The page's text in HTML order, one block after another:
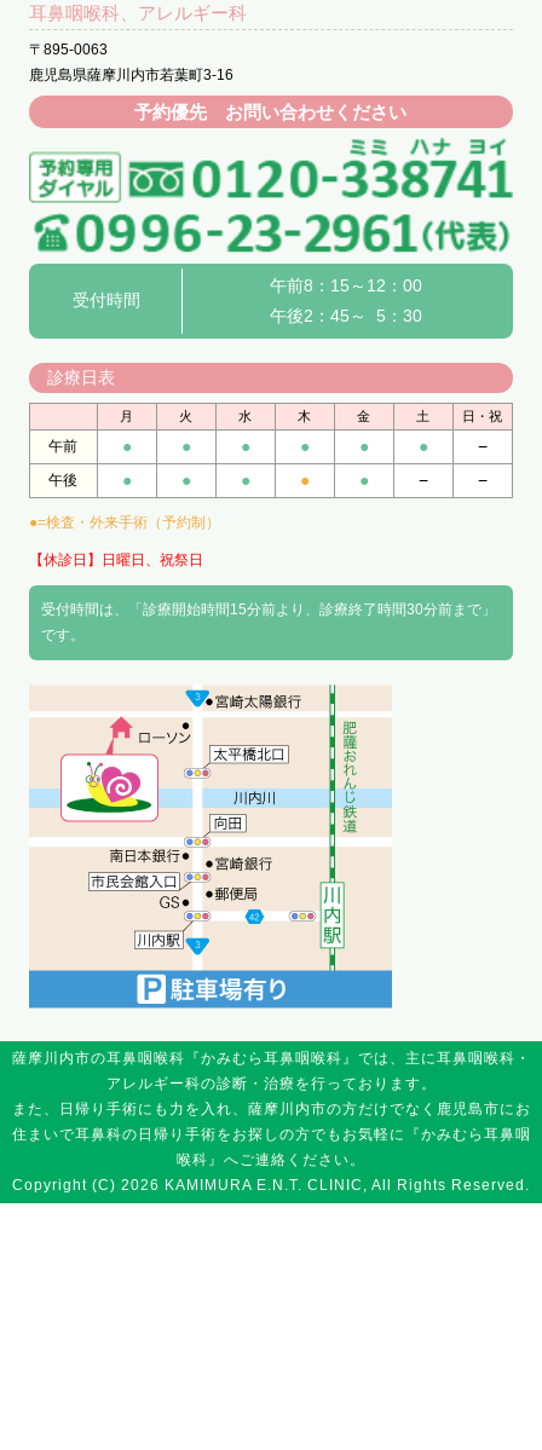
耳鼻咽喉科、アレルギー科
〒895-0063
鹿児島県薩摩川内市若葉町3-16
予約優先 お問い合わせください
受付時間
午前8：15～12：00
午後2：45～ 5：30
診療日表
月 火 水 木 金 土 日・祝
午前 ● ● ● ● ● ● −
午後 ● ● ● ● ● − −
●=検査・外来手術（予約制）
【休診日】日曜日、祝祭日
受付時間は、「診療開始時間15分前より、診療終了時間30分前まで」
です。
薩摩川内市の耳鼻咽喉科『かみむら耳鼻咽喉科』では、主に耳鼻咽喉科・
アレルギー科の診断・治療を行っております。
また、日帰り手術にも力を入れ、薩摩川内市の方だけでなく鹿児島市にお
住まいで耳鼻科の日帰り手術をお探しの方でもお気軽に『かみむら耳鼻咽
喉科』へご連絡ください。
Copyright (C) 2026 KAMIMURA E.N.T. CLINIC, All Rights Reserved.